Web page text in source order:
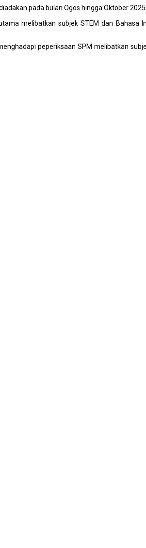
pada bulan Ogos hingga Oktober 2025.
melibatkan subjek STEM dan Bahasa
peperiksaan SPM melibatkan